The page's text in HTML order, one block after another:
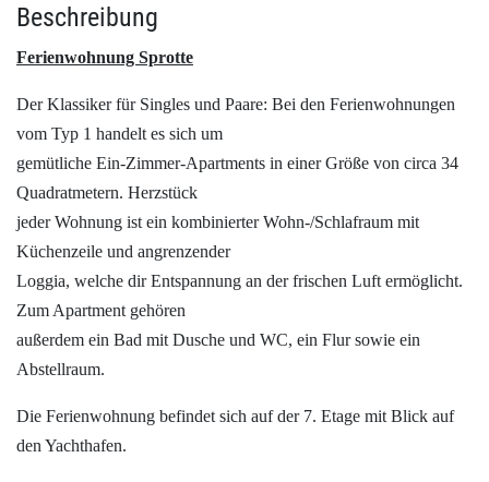
Beschreibung
Ferienwohnung Sprotte
Der Klassiker für Singles und Paare: Bei den Ferienwohnungen
vom Typ 1 handelt es sich um
gemütliche Ein-Zimmer-Apartments in einer Größe von circa 34
Quadratmetern. Herzstück
jeder Wohnung ist ein kombinierter Wohn-/Schlafraum mit
Küchenzeile und angrenzender
Loggia, welche dir Entspannung an der frischen Luft ermöglicht.
Zum Apartment gehören
außerdem ein Bad mit Dusche und WC, ein Flur sowie ein
Abstellraum.
Die Ferienwohnung befindet sich auf der 7. Etage mit Blick auf
den Yachthafen.